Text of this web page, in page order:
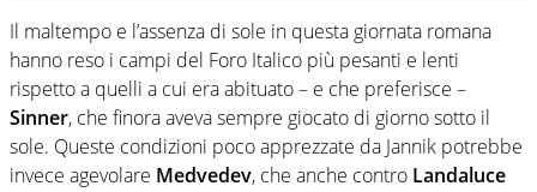
Il maltempo e l’assenza di sole in questa giornata romana
hanno reso i campi del Foro Italico più pesanti e lenti
rispetto a quelli a cui era abituato – e che preferisce –
Sinner, che finora aveva sempre giocato di giorno sotto il
sole. Queste condizioni poco apprezzate da Jannik potrebbe
invece agevolare Medvedev, che anche contro Landaluce